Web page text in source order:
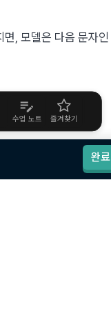
완료
수업 노트 즐겨찾기